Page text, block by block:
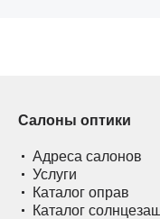
Салоны оптики
Адреса салонов
Услуги
Каталог оправ
Каталог